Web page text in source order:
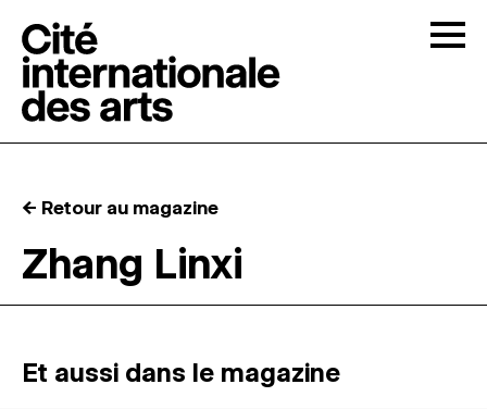
RÉSIDENCES ↓
ATELIERS OUVERTS
← Retour au magazine
Zhang Linxi
Et aussi dans le magazine